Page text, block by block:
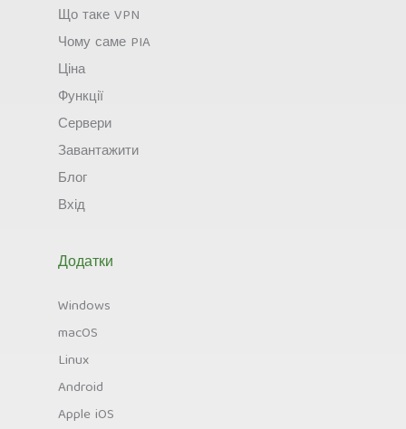
Що таке VPN
Чому саме PIA
Ціна
Функції
Сервери
Завантажити
Блог
Вхід
Додатки
Windows
macOS
Linux
Android
Apple iOS